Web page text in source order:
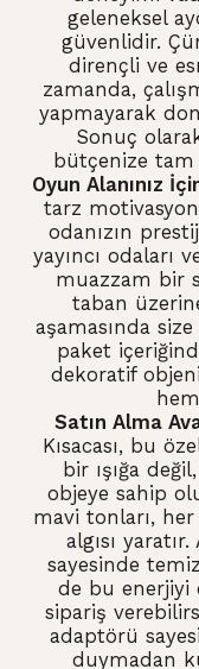
geleneksel
güvenlidir.
dirençli ve
zamanda,
yapmayarak
Sonuç
bütçenize
Oyun Alanınız
tarz
odanızın
yayıncı odaları
muazzam bir
taban
aşamasında
paket
dekoratif
Satın Alma
Kısacası, bu
bir ışığa değil,
objeye sahip
mavi tonları,
algısı yaratır.
sayesinde
de bu enerjiyi
sipariş
adaptörü
duymadan